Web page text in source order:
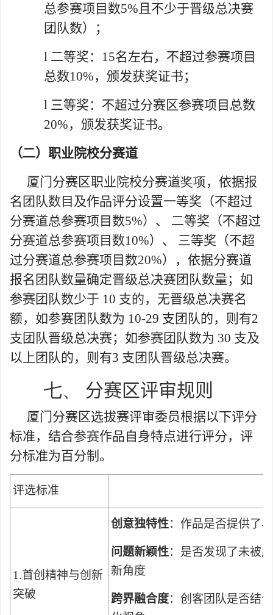
总参赛项目数5% 且不少于晋级总决赛
团队数）；
l 二等奖： 15名左右，不超过参赛项目
总数10%， 颁发获奖证书；
l 三等奖： 不超过分赛区参赛项目总数
20%， 颁发获奖证书。
（二）职业院校分赛道
厦门分赛区职业院校分赛道奖项，依据报
名团队数目及作品评分设置一等奖（不超过
分赛道总参赛项目数5%）、 二等奖（不超过
分赛道总参赛项目数10%）、 三等奖（不超
过分赛道总参赛项目数20%），依据分赛道
报名团队数量确定晋级总决赛团队数量；如
参赛团队数少于 10 支的，无晋级总决赛名
额，如参赛团队数为 10-29 支团队的，则有2
支团队晋级总决赛；如参赛团队数为 30 支及
以上团队的，则有3 支团队晋级总决赛。
七、 分赛区评审规则
厦门分赛区选拔赛评审委员根据以下评分
标准，结合参赛作品自身特点进行评分，评
分标准为百分制。
评选标准
1.首创精神与创新
突破
创意独特性：作品是否提供了
问题新颖性：是否发现了未被
新角度
跨界融合度：创客团队是否结